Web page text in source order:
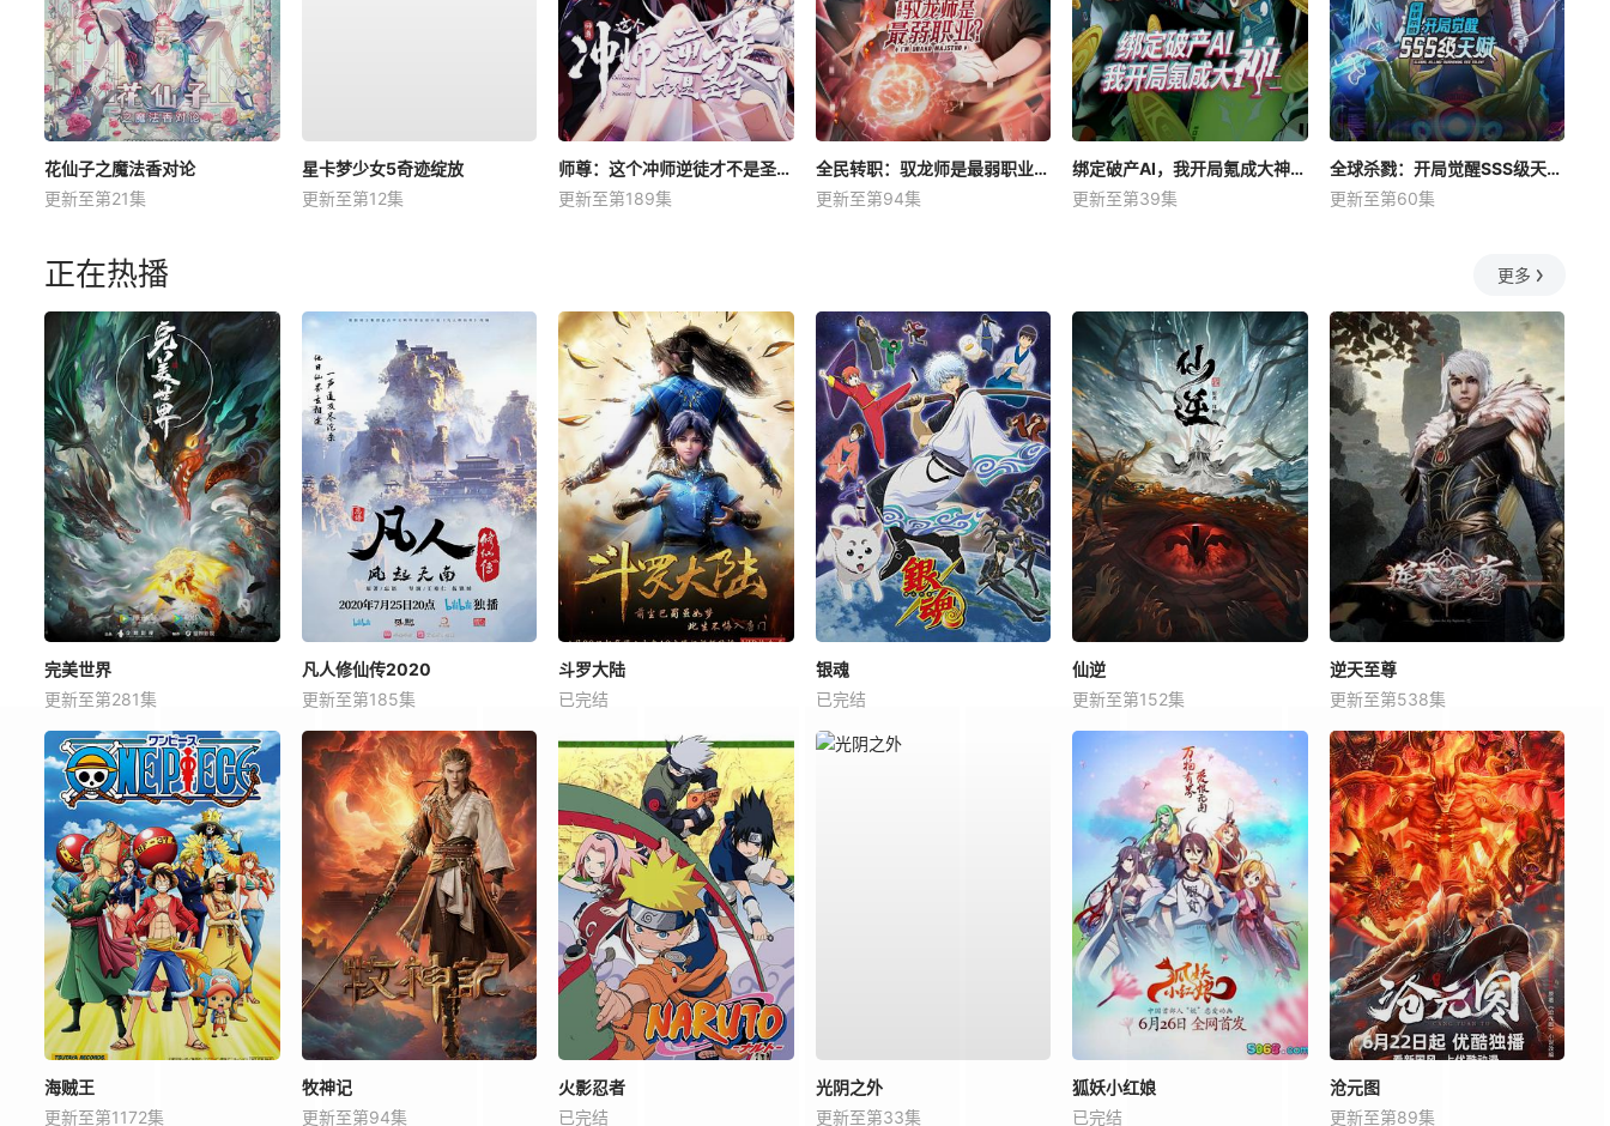
花仙子之魔法香对论
更新至第21集
星卡梦少女5奇迹绽放
更新至第12集
师尊：这个冲师逆徒才不是圣子动态漫
更新至第189集
全民转职：驭龙师是最弱职业？动态漫
更新至第94集
绑定破产AI，我开局氪成大神动态漫
更新至第39集
全球杀戮：开局觉醒SSS级天赋动态漫
更新至第60集
正在热播 更多
完美世界
更新至第281集
凡人修仙传2020
更新至第185集
斗罗大陆
已完结
银魂
已完结
仙逆
更新至第152集
逆天至尊
更新至第538集
海贼王
更新至第1172集
牧神记
更新至第94集
火影忍者
已完结
光阴之外
更新至第33集
狐妖小红娘
已完结
沧元图
更新至第89集